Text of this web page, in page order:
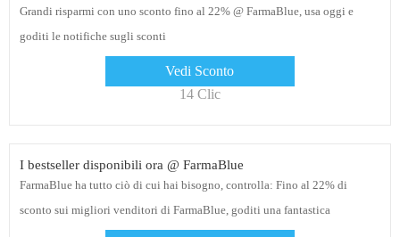
Grandi risparmi con uno sconto fino al 22% @ FarmaBlue, usa oggi e
goditi le notifiche sugli sconti
Vedi Sconto
14 Clic
I bestseller disponibili ora @ FarmaBlue
FarmaBlue ha tutto ciò di cui hai bisogno, controlla: Fino al 22% di
sconto sui migliori venditori di FarmaBlue, goditi una fantastica